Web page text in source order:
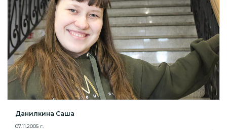
Данилкина Саша
07.11.2005 г.